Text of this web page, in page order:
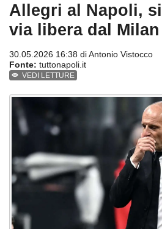
Allegri al Napoli, si
via libera dal Milan
30.05.2026 16:38 diAntonio Vistocco
Fonte: tuttonapoli.it
VEDI LETTURE